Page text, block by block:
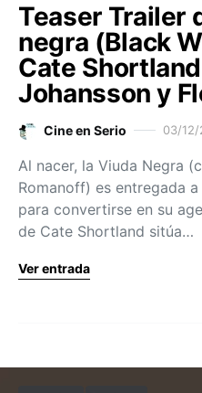
Teaser Trailer
negra (Black
Cate
Johansson y
Cine en Serio 03/12/
Al nacer, la Viuda Negra
Romanoff) es entregada
para convertirse en su
de Cate Shortland sitúa…
Ver entrada